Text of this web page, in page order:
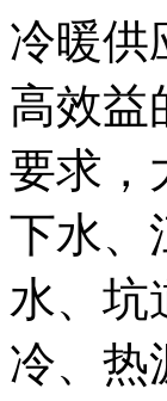
冷暖供
高效益
要求，
下水、
水、坑
冷、热